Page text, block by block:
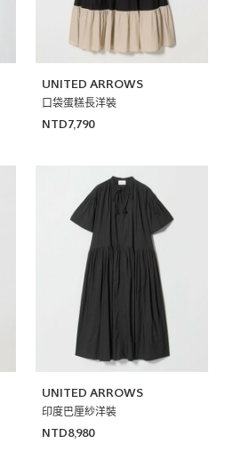
UNITED ARROWS
口袋蛋糕長洋裝
NTD7,790
UNITED ARROWS
印度巴厘紗洋裝
NTD8,980